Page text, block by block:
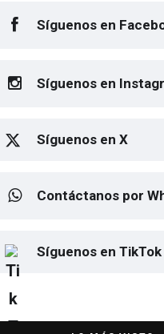
el cartel de
Síguenos en
Síguenos en
Síguenos en X
Contáctanos por
Elton John regresa a
para despedirse en el